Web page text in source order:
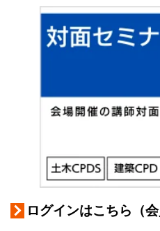
ログインはこちら（会